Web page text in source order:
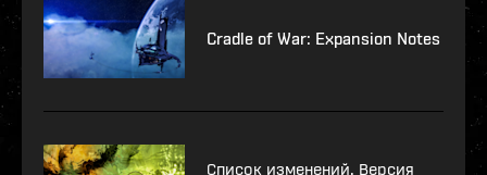
Cradle of War: Expansion Notes
Список изменений. Версия